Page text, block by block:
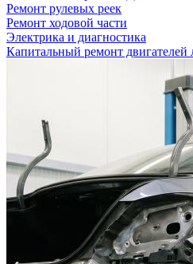
Ремонт рулевых реек
Ремонт ходовой части
Электрика и диагностика
Капитальный ремонт